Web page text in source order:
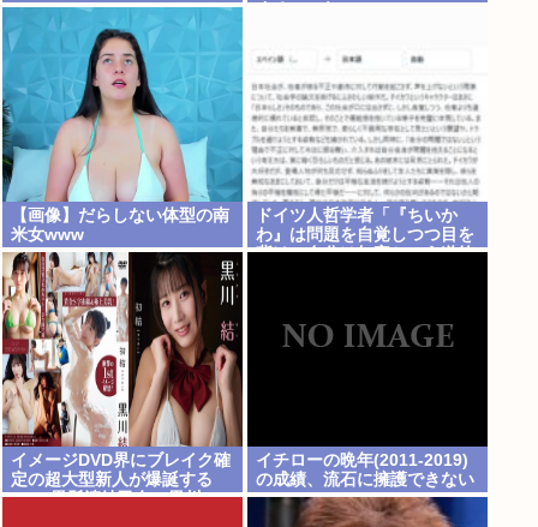
【画像】だらしない体型の南
米女www
ドイツ人哲学者「『ちいか
わ』は問題を自覚しつつ目を
背け、自分は無害という道徳
イメージDVD界にブレイク確
定の超大型新人が爆誕する
www黒髪清純乙女・黒川
イチローの晩年(2011-2019)
の成績、流石に擁護できない
www